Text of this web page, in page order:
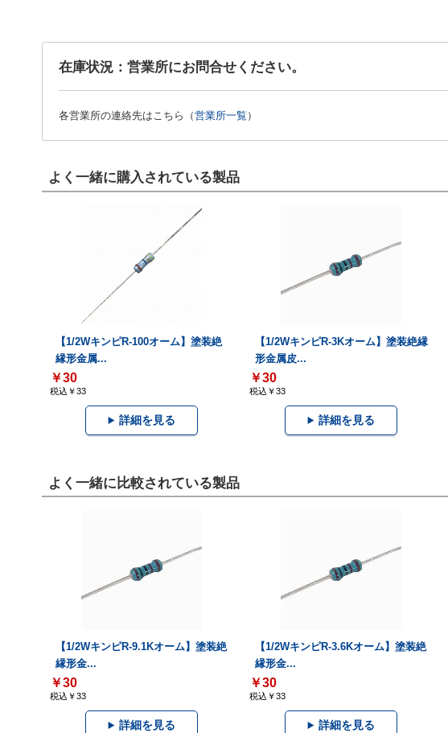
在庫状況：営業所にお問合せください。
各営業所の連絡先はこちら（営業所一覧 ）
よく一緒に購入されている製品
【1/2WキンピR-100オーム】塗装絶
縁形金属...
￥30
税込￥33
詳細を見る
【1/2WキンピR-3Kオーム】塗装絶縁
形金属皮...
￥30
税込￥33
詳細を見る
よく一緒に比較されている製品
【1/2WキンピR-9.1Kオーム】塗装絶
縁形金...
￥30
税込￥33
詳細を見る
【1/2WキンピR-3.6Kオーム】塗装絶
縁形金...
￥30
税込￥33
詳細を見る